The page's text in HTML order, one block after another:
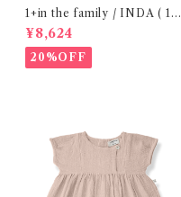
1+in the family / INDA ( 12-
48m )
¥8,624
20%OFF